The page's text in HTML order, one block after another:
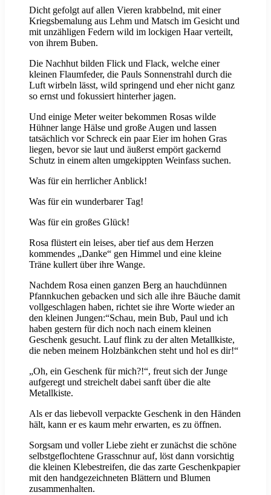
Dicht gefolgt auf allen Vieren krabbelnd, mit einer
Kriegsbemalung aus Lehm und Matsch im Gesicht und
mit unzähligen Federn wild im lockigen Haar verteilt,
von ihrem Buben.
Die Nachhut bilden Flick und Flack, welche einer
kleinen Flaumfeder, die Pauls Sonnenstrahl durch die
Luft wirbeln lässt, wild springend und eher nicht ganz
so ernst und fokussiert hinterher jagen.
Und einige Meter weiter bekommen Rosas wilde
Hühner lange Hälse und große Augen und lassen
tatsächlich vor Schreck ein paar Eier im hohen Gras
liegen, bevor sie laut und äußerst empört gackernd
Schutz in einem alten umgekippten Weinfass suchen.
Was für ein herrlicher Anblick!
Was für ein wunderbarer Tag!
Was für ein großes Glück!
Rosa flüstert ein leises, aber tief aus dem Herzen
kommendes „Danke“ gen Himmel und eine kleine
Träne kullert über ihre Wange.
Nachdem Rosa einen ganzen Berg an hauchdünnen
Pfannkuchen gebacken und sich alle ihre Bäuche damit
vollgeschlagen haben, richtet sie ihre Worte wieder an
den kleinen Jungen:“Schau, mein Bub, Paul und ich
haben gestern für dich noch nach einem kleinen
Geschenk gesucht. Lauf flink zu der alten Metallkiste,
die neben meinem Holzbänkchen steht und hol es dir!“
„Oh, ein Geschenk für mich?!“, freut sich der Junge
aufgeregt und streichelt dabei sanft über die alte
Metallkiste.
Als er das liebevoll verpackte Geschenk in den Händen
hält, kann er es kaum mehr erwarten, es zu öffnen.
Sorgsam und voller Liebe zieht er zunächst die schöne
selbstgeflochtene Grasschnur auf, löst dann vorsichtig
die kleinen Klebestreifen, die das zarte Geschenkpapier
mit den handgezeichneten Blättern und Blumen
zusammenhalten.